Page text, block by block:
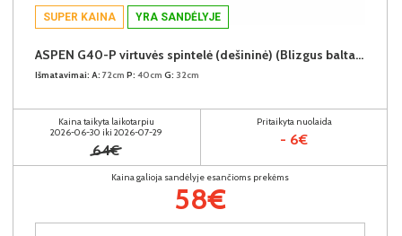
SUPER KAINA YRA SANDĖLYJE
ASPEN G40-P virtuvės spintelė (dešininė) (Blizgus baltas/Baltas)
Išmatavimai: A: 72cm P: 40cm G: 32cm
Kaina taikyta laikotarpiu
2026-06-30 iki 2026-07-29
64€
Pritaikyta nuolaida
- 6€
Kaina galioja sandėlyje esančioms prekėms
58€